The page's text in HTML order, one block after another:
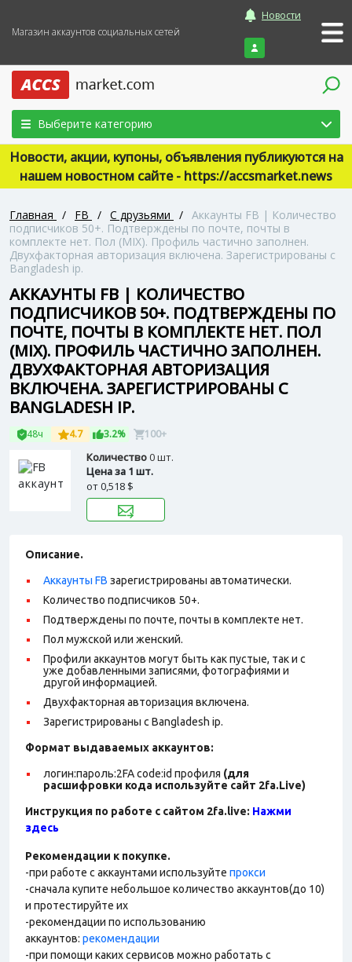
Магазин аккаунтов социальных сетей
Новости
Войти
Выберите категорию
Новости, акции, купоны, объявления публикуются на
нашем новостном сайте - https://accsmarket.news
Главная / FB / С друзьями / Аккаунты FB | Количество
подписчиков 50+. Подтверждены по почте, почты в
комплекте нет. Пол (MIX). Профиль частично заполнен.
Двухфакторная авторизация включена. Зарегистрированы с
Bangladesh ip.
АККАУНТЫ FB | КОЛИЧЕСТВО
ПОДПИСЧИКОВ 50+. ПОДТВЕРЖДЕНЫ ПО
ПОЧТЕ, ПОЧТЫ В КОМПЛЕКТЕ НЕТ. ПОЛ
(MIX). ПРОФИЛЬ ЧАСТИЧНО ЗАПОЛНЕН.
ДВУХФАКТОРНАЯ АВТОРИЗАЦИЯ
ВКЛЮЧЕНА. ЗАРЕГИСТРИРОВАНЫ С
BANGLADESH IP.
48ч 4.7 3.2% 100+
Количество0 шт.
Цена за 1 шт.
от0,518 $
Описание.
Аккаунты FB зарегистрированы автоматически.
Количество подписчиков 50+.
Подтверждены по почте, почты в комплекте нет.
Пол мужской или женский.
Профили аккаунтов могут быть как пустые, так и с
уже добавленными записями, фотографиями и
другой информацией.
Двухфакторная авторизация включена.
Зарегистрированы с Bangladesh ip.
Формат выдаваемых аккаунтов:
логин:пароль:2FA code:id профиля (для
расшифровки кода используйте сайт 2fa.Live)
Инструкция по работе с сайтом 2fa.live: Нажми
здесь
Рекомендации к покупке.
-при работе с аккаунтами используйте прокси
-сначала купите небольшое количество аккаунтов(до 10)
и протестируйте их
-рекомендации по использованию
аккаунтов: рекомендации
-при помощи каких сервисов можно работать с